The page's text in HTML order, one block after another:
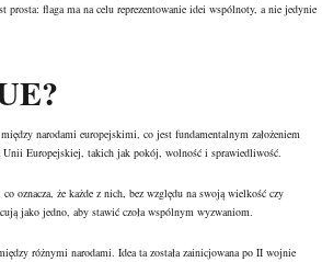
prosta: flaga ma na celu reprezentowanie idei wspólnoty, a nie jedynie
między narodami europejskimi, co jest fundamentalnym założeniem
Unii Europejskiej, takich jak pokój, wolność i sprawiedliwość.
oznacza, że każde z nich, bez względu na swoją wielkość czy
jako jedno, aby stawić czoła wspólnym wyzwaniom.
różnymi narodami. Idea ta została zainicjowana po II wojnie